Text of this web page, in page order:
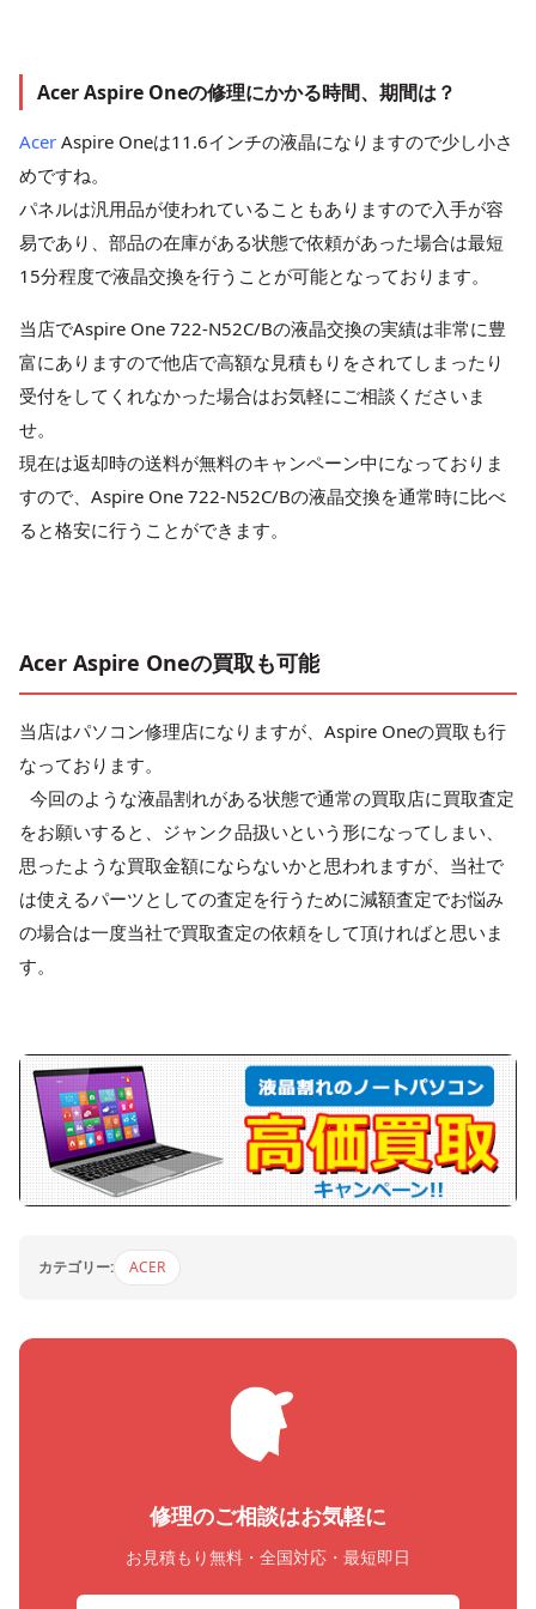
Acer Aspire Oneの修理にかかる時間、期間は？
Acer Aspire Oneは11.6インチの液晶になりますので少し小さ
めですね。
パネルは汎用品が使われていることもありますので入手が容
易であり、部品の在庫がある状態で依頼があった場合は最短
15分程度で液晶交換を行うことが可能となっております。
当店でAspire One 722-N52C/Bの液晶交換の実績は非常に豊
富にありますので他店で高額な見積もりをされてしまったり
受付をしてくれなかった場合はお気軽にご相談くださいま
せ。
現在は返却時の送料が無料のキャンペーン中になっておりま
すので、Aspire One 722-N52C/Bの液晶交換を通常時に比べ
ると格安に行うことができます。
Acer Aspire Oneの買取も可能
当店はパソコン修理店になりますが、Aspire Oneの買取も行
なっております。
今回のような液晶割れがある状態で通常の買取店に買取査定
をお願いすると、ジャンク品扱いという形になってしまい、
思ったような買取金額にならないかと思われますが、当社で
は使えるパーツとしての査定を行うために減額査定でお悩み
の場合は一度当社で買取査定の依頼をして頂ければと思いま
す。
カテゴリー: ACER
修理のご相談はお気軽に
お見積もり無料・全国対応・最短即日